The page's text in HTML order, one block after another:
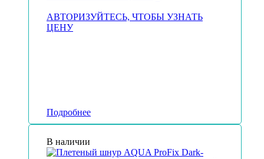
АВТОРИЗУЙТЕСЬ, ЧТОБЫ УЗНАТЬ
ЦЕНУ
Подробнее
В наличии